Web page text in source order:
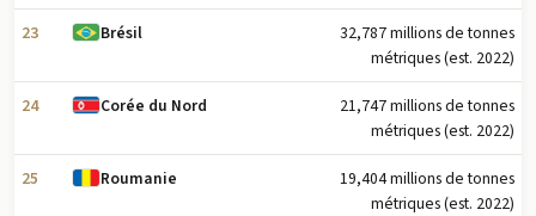
23 Brésil
32,787 millions de tonnes
métriques (est. 2022)
24 Corée du Nord
21,747 millions de tonnes
métriques (est. 2022)
25 Roumanie
19,404 millions de tonnes
métriques (est. 2022)